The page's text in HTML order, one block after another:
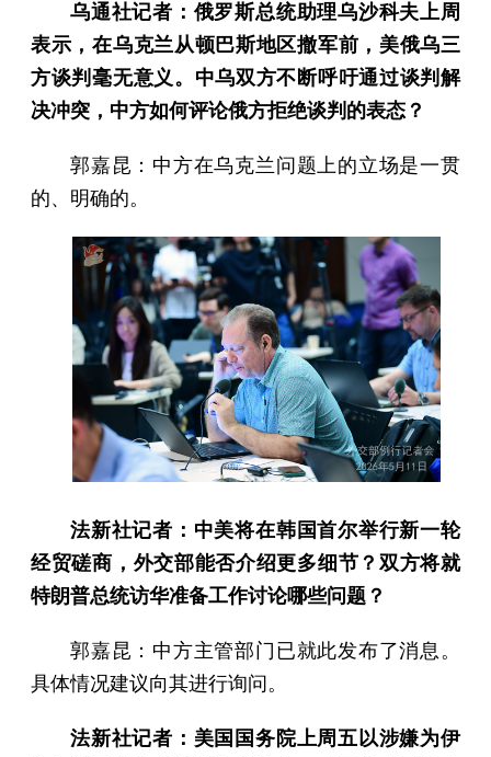
乌通社记者：俄罗斯总统助理乌沙科夫上周
表示，在乌克兰从顿巴斯地区撤军前，美俄乌三
方谈判毫无意义。中乌双方不断呼吁通过谈判解
决冲突，中方如何评论俄方拒绝谈判的表态？
郭嘉昆：中方在乌克兰问题上的立场是一贯
的、明确的。
法新社记者：中美将在韩国首尔举行新一轮
经贸磋商，外交部能否介绍更多细节？双方将就
特朗普总统访华准备工作讨论哪些问题？
郭嘉昆：中方主管部门已就此发布了消息。
具体情况建议向其进行询问。
法新社记者：美国国务院上周五以涉嫌为伊